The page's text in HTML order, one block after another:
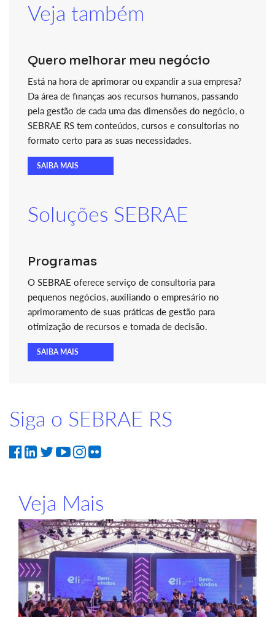
Veja também
Quero melhorar meu negócio
Está na hora de aprimorar ou expandir a sua empresa?
Da área de finanças aos recursos humanos, passando
pela gestão de cada uma das dimensões do negócio, o
SEBRAE RS tem conteúdos, cursos e consultorias no
formato certo para as suas necessidades.
SAIBA MAIS
Soluções SEBRAE
Programas
O SEBRAE oferece serviço de consultoria para
pequenos negócios, auxiliando o empresário no
aprimoramento de suas práticas de gestão para
otimização de recursos e tomada de decisão.
SAIBA MAIS
Siga o SEBRAE RS
Veja Mais